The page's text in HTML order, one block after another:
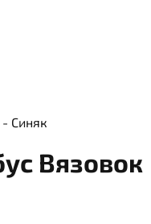
Синяк
Вязовок